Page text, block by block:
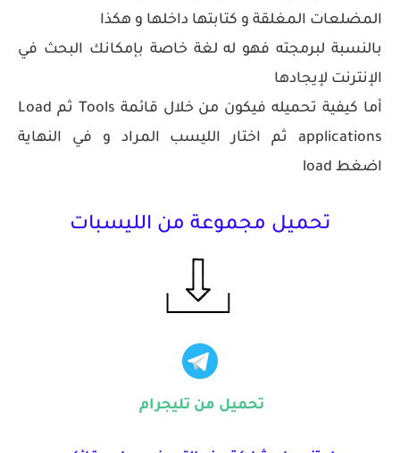
المضلعات المغلقة و كتابتها داخلها و هكذا
بالنسبة لبرمجته فهو له لغة خاصة بإمكانك البحث في
الإنترنت لإيجادها
أما كيفية تحميله فيكون من خلال قائمة Tools ثم Load
applications ثم اختار الليسب المراد و في النهاية
اضغط load
تحميل مجموعة من الليسبات
تحميل من تليجرام